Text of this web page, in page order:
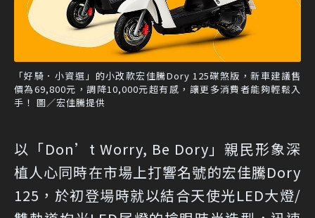
「好騎．小資選」的小改款宏佳騰Dory 125碟煞版，新車建議售
價為69,800元，調降10,000元超有感，讓更多消費者能夠輕鬆入
手！ 圖／宏佳騰提供
以「Don’t Worry, Be Dory」親民形象深
植人心同時在市場上打響名號的宏佳騰Dory
125，於初登場時就以結合天使光LED大燈/